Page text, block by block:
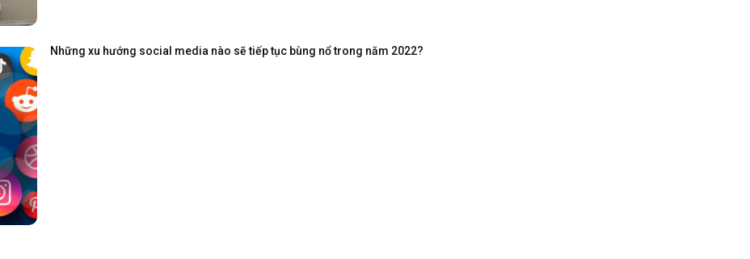
Những xu hướng social media nào sẽ tiếp tục bùng nổ trong năm 2022?